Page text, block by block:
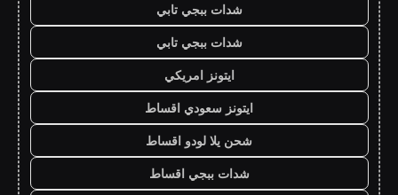
شدات ببجي تابي
شدات ببجي تابي
ايتونز امريكي
ايتونز سعودي اقساط
شحن يلا لودو اقساط
شدات ببجي اقساط